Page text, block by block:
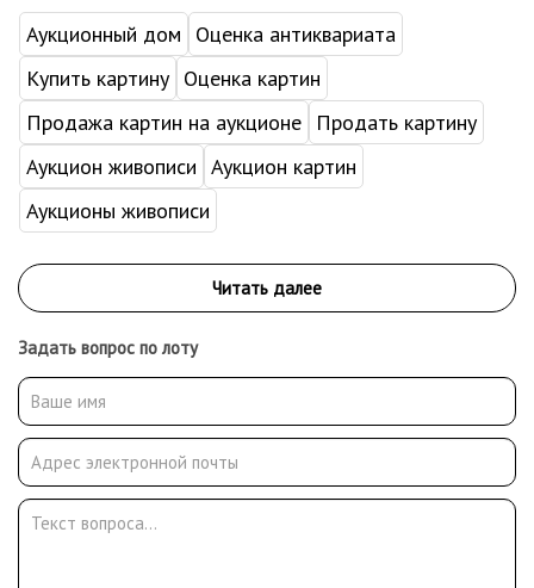
Аукционный дом
Оценка антиквариата
Купить картину Оценка картин
Продажа картин на аукционе
Продать картину
Аукцион живописи Аукцион картин
Аукционы живописи
Задать вопрос по лоту